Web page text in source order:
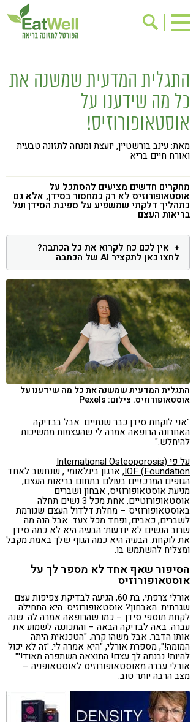
בישול בריא
אינדקס עסקים
ריפוי ומניעת מחלות
בריאות האישה
תוספי תזונה
מתכוני בריאות
אירועים
גישות בתזונה
דיאטה
ניקוי רעלים
מזונות על
ילדים
הפרעות קשב & ריכוז
אכילה רגשית
רגישות לגלוטן
טעים להכיר
קורונה
טבעונות
התגלית המדעית שמשנה את
כל מה שידענו על
אוסטאופורוזיס!
מאת: עינב בורשטיין, יועצת ומנחה לתזונה טבעית
ואורח חיים בריא
מחקרים חדשים מציעים להסתכל על
אוסטאופורוזיס לא רק כמחסור בסידן, אלא גם
כתהליך דלקתי שמשפיע על ספיגת הסידן ועל
בריאות העצם
אין לכם כח לקרוא את כל הכתבה?
לחצו כאן לתקציר AI של הכתבה
התגלית המדעית שמשנה את כל מה שידענו על
אוסטאופורוזיס. צילום: Pexels
"אני לוקחת סידן כבר שנתיים. אבל בבדיקה
האחרונה הרופאה אמרה לי שהעצמות ממשיכות
להיחלש."
על פי (International Osteoporosis
Foundation) IOF, ארגון בינלאומי , שנחשב לאחד
הגופים המרכזיים בעולם בתחום בריאות העצם,
מניעת אוסטאופורוזיס, אבחון ושברים
אוסטאופורוטיים, אחת מכל 3 נשים תחלה
באוסטאופורוזיס – מחלת דלדול העצם שגורמת
לשברים, כאבים, ופחד מכל צעד. אבל הנה מה
שרוב הנשים לא יודעות: הבעיה היא לא כמה סידן
את לוקחת. הבעיה היא כמה הגוף שלך באמת מקבל
ומצליח להשתמש בו.
הסיפור שאף אחד לא מספר לך על
אוסטאופורוזיס
אורלי צרפתי, בת 60, הגיעה לבדיקת צפיפות עצם
שגרתית. האבחון? אוסטאופורוזיס. היא התחילה
לקחת תוספי סידן – כמו שהרופאה אמרה לה. שנה
עברה. באה לבדיקה הבאה – והתכוננה לשמוע את
אותו הדבר. אבל משהו קרה. "הטכנאית היתה
המומה!", מספרת אורלי, "היא אמרה לי: 'זה לא יכול
להיות! נבנתה לך עצם! התוצאה השתפרה מאוד!'"
אורלי עברה מאוסטאופורוזיס לאוסטאופניה –
מצב הרבה יותר טוב.